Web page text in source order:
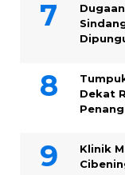
Dekat
Klinik